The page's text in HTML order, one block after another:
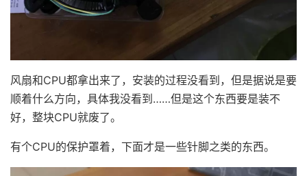
风扇和CPU都拿出来了，安装的过程没看到，但是据说是要
顺着什么方向，具体我没看到……但是这个东西要是装不
好，整块CPU就废了。
有个CPU的保护罩着，下面才是一些针脚之类的东西。